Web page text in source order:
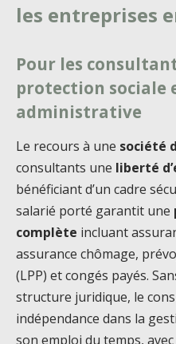
les entreprises
Pour les
protection sociale
administrative
Le recours à une société
consultants une liberté
bénéficiant d’un cadre
salarié porté garantit une
complète incluant
assurance chômage,
(LPP) et congés payés.
structure juridique, le
indépendance dans la
son emploi du temps,